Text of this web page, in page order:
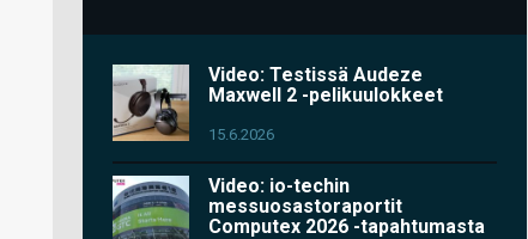
Video: Testissä Audeze
Maxwell 2 -pelikuulokkeet
15.6.2026
Video: io-techin
messuosastoraportit
Computex 2026 -tapahtumasta